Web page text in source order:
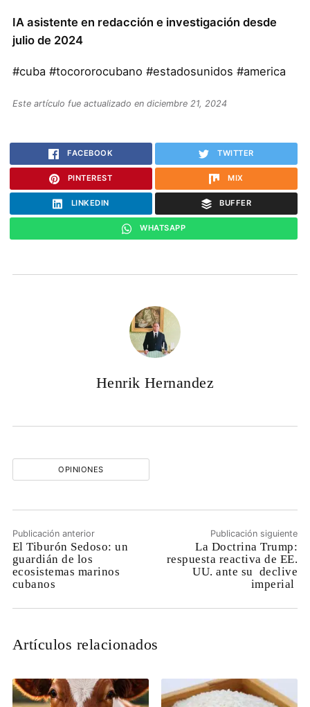
IA asistente en redacción e investigación desde
julio de 2024
#cuba #tocororocubano #estadosunidos #america
Este artículo fue actualizado en diciembre 21, 2024
FACEBOOK TWITTER
PINTEREST MIX
LINKEDIN BUFFER
WHATSAPP
Henrik Hernandez
OPINIONES
Publicación anterior
El Tiburón Sedoso: un
guardián de los
ecosistemas marinos
cubanos
Publicación siguiente
La Doctrina Trump:
respuesta reactiva de EE.
UU. ante su declive
imperial
Artículos relacionados